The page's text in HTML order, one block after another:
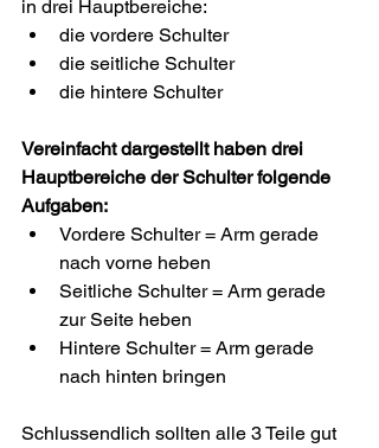
in drei Hauptbereiche:
die vordere Schulter
die seitliche Schulter
die hintere Schulter
Vereinfacht dargestellt haben drei
Hauptbereiche der Schulter folgende
Aufgaben:
Vordere Schulter = Arm gerade
nach vorne heben
Seitliche Schulter = Arm gerade
zur Seite heben
Hintere Schulter = Arm gerade
nach hinten bringen
Schlussendlich sollten alle 3 Teile gut